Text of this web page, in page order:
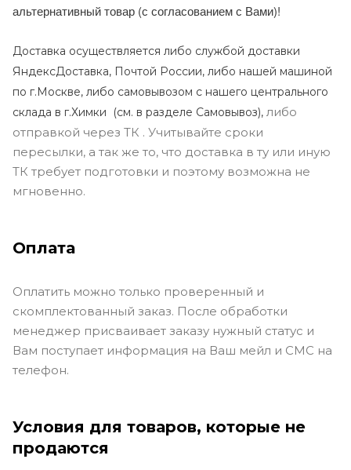
альтернативный товар (с согласованием с Вами)!
Доставка осуществляется либо службой доставки
ЯндексДоставка, Почтой России, либо нашей машиной
по г.Москве, либо самовывозом с нашего центрального
склада в г.Химки (см. в разделе Самовывоз), либо
отправкой через ТК . Учитывайте сроки
пересылки, а так же то, что доставка в ту или иную
ТК требует подготовки и поэтому возможна не
мгновенно.
Оплата
Оплатить можно только проверенный и
скомплектованный заказ. После обработки
менеджер присваивает заказу нужный статус и
Вам поступает информация на Ваш мейл и СМС на
телефон.
Условия для товаров, которые не
продаются